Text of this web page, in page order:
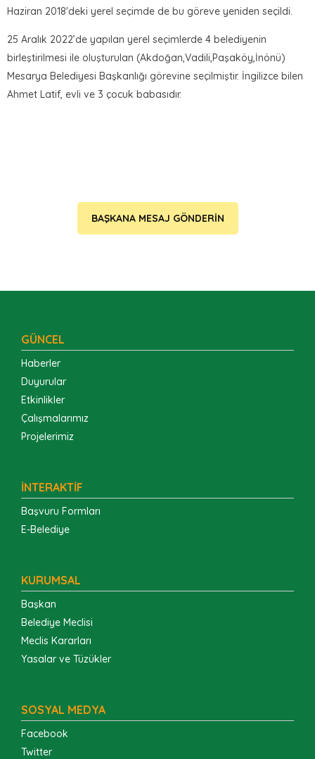
Haziran 2018'deki yerel seçimde de bu göreve yeniden seçildi.
25 Aralık 2022’de yapılan yerel seçimlerde 4 belediyenin
birleştirilmesi ile oluşturulan (Akdoğan,Vadili,Paşaköy,İnönü)
Mesarya Belediyesi Başkanlığı görevine seçilmiştir. İngilizce bilen
Ahmet Latif, evli ve 3 çocuk babasıdır.
BAŞKANA MESAJ GÖNDERİN
GÜNCEL
Haberler
Duyurular
Etkinlikler
Çalışmalarımız
Projelerimiz
İNTERAKTİF
Başvuru Formları
E-Belediye
KURUMSAL
Başkan
Belediye Meclisi
Meclis Kararları
Yasalar ve Tüzükler
SOSYAL MEDYA
Facebook
Twitter